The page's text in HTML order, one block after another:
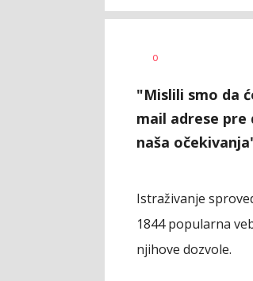
AUTOR
0
"Mislili smo da
mail adrese
naša
Istraživanje
1844 popularna
njihove dozvole.